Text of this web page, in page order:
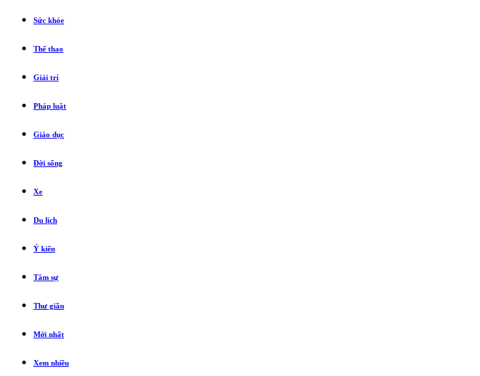
Sức khỏe
Thể thao
Giải trí
Pháp luật
Giáo dục
Đời sống
Xe
Du lịch
Ý kiến
Tâm sự
Thư giãn
Mới nhất
Xem nhiều